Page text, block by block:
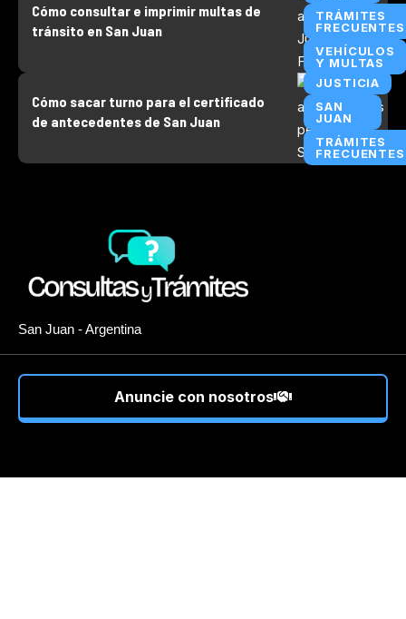
TRÁMITES
FRECUENTES
VEHÍCULOS
Y MULTAS
Cómo consultar e imprimir multas de
tránsito en San Juan
JUSTICIA
SAN
JUAN
TRÁMITES
FRECUENTES
Cómo sacar turno para el certificado
de antecedentes de San Juan
San Juan - Argentina
Anuncie con nosotros